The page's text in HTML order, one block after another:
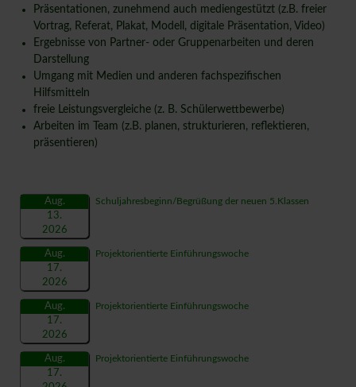
Präsentationen, zunehmend auch mediengestützt (z.B. freier
Vortrag, Referat, Plakat, Modell, digitale Präsentation, Video)
Ergebnisse von Partner- oder Gruppenarbeiten und deren
Darstellung
Umgang mit Medien und anderen fachspezifischen
Hilfsmitteln
freie Leistungsvergleiche (z. B. Schülerwettbewerbe)
Arbeiten im Team (z.B. planen, strukturieren, reflektieren,
präsentieren)
Aug.
13.
2026
Schuljahresbeginn/Begrüßung der neuen 5.Klassen
Aug.
17.
2026
Projektorientierte Einführungswoche
Aug.
17.
2026
Projektorientierte Einführungswoche
Aug.
17.
Projektorientierte Einführungswoche